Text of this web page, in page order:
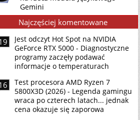
Gemini
Najczęściej komentowane
Jest odczyt Hot Spot na NVIDIA
GeForce RTX 5000 - Diagnostyczne
programy zaczęły podawać
informacje o temperaturach
Test procesora AMD Ryzen 7
5800X3D (2026) - Legenda gamingu
wraca po czterech latach... jednak
cena okazuje się zaporowa